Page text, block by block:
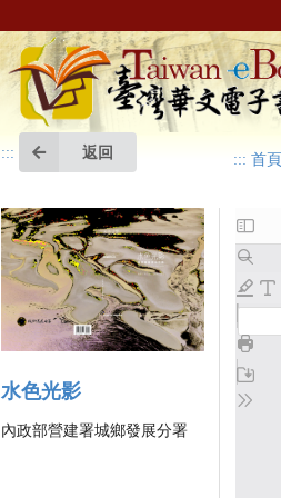
::: 返回 ::: 首頁
水色光影
內政部營建署城鄉發展分署